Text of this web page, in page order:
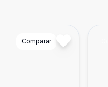
Comparar